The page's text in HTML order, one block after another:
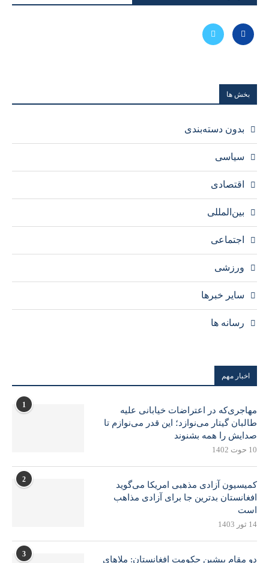
بخش ها
بدون دسته‌بندی
سیاسی
اقتصادی
بین‌المللی
اجتماعی
ورزشی
سایر خبرها
رسانه ها
اخبار مهم
1
مهاجری‌که در اعتراضات خیابانی علیه
طالبان گیتار می‌نوازد؛ این قدر می‌نوازم تا
صدایش را همه بشنوند
10 حوت 1402
2
کمیسیون آزادی مذهبی امریکا می‌گوید
افغانستان بدترین جا برای آزادی مذاهب
است
14 ثور 1403
3
دو مقام پیشین حکومت افغانستان: ملاهای